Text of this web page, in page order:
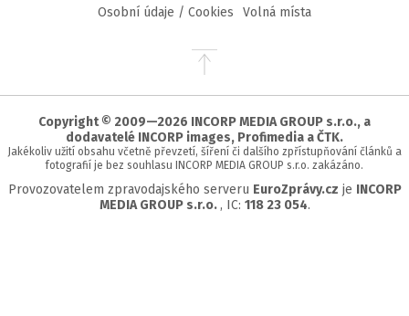
Osobní údaje / Cookies
Volná místa
Přejít
stránky
Copyright © 2009—2026 INCORP MEDIA GROUP s.r.o., a
dodavatelé INCORP images, Profimedia a ČTK.
Jakékoliv užití obsahu včetně převzetí, šíření či dalšího zpřístupňování článků a
fotografií je bez souhlasu INCORP MEDIA GROUP s.r.o. zakázáno.
Provozovatelem zpravodajského serveru EuroZprávy.cz je INCORP
MEDIA GROUP s.r.o. , IC: 118 23 054.